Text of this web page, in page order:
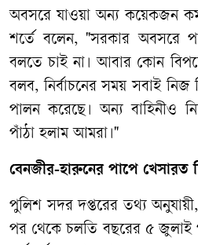
অবসরে যাওয়া অন্য কয়েকজন
শর্তে বলেন, "সরকার অবসরে
বলতে চাই না। আবার কোন
বলব, নির্বাচনের সময় সবাই নিজ
পালন করেছে। অন্য বাহিনীও
পাঁঠা হলাম আমরা।"
বেনজীর-হারুনের পাপে খেসারত
পুলিশ সদর দপ্তরের তথ্য
পর থেকে চলতি বছরের ৫ জুলাই